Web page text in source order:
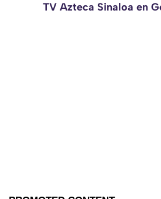
TV Azteca Sinaloa en